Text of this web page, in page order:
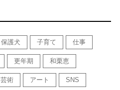
保護犬 子育て 仕事
更年期 和栗恵
芸術 アート SNS